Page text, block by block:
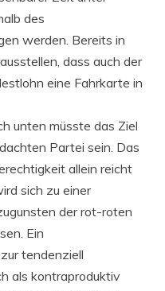
des
werden. Bereits in
dass auch der
eine Fahrkarte in
unten müsste das Ziel
Partei sein. Das
allein reicht
sich zu einer
der rot-roten
Ein
tendenziell
als kontraproduktiv